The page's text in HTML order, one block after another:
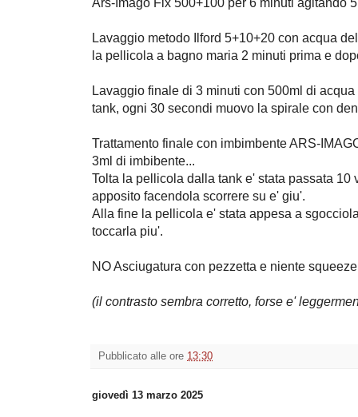
Ars-Imago Fix 500+100 per 6 minuti agitando
Lavaggio metodo Ilford 5+10+20 con acqua
la pellicola a bagno maria 2 minuti prima e
Lavaggio finale di 3 minuti con 500ml di
tank, ogni 30 secondi muovo la spirale con
Trattamento finale con imbimbente ARS-
3ml di imbibente...
Tolta la pellicola dalla tank e' stata passata 10
apposito facendola scorrere su e' giu'.
Alla fine la pellicola e' stata appesa a
toccarla piu'.
NO Asciugatura con pezzetta e niente
(il contrasto sembra corretto, forse e'
Pubblicato alle ore 13:30
giovedì 13 marzo 2025